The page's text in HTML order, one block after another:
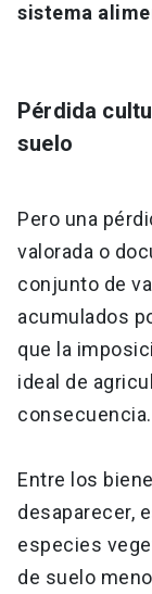
sistema
Pérdida
suelo
Pero una
valorada o
conjunto de
acumulados
que la
ideal de
consecuencia.
Entre los
desaparecer,
especies
de suelo